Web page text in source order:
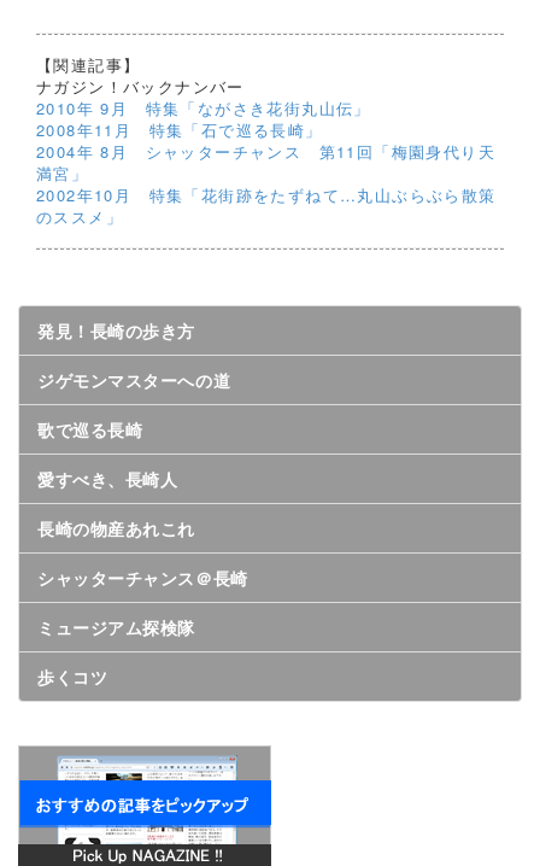
【関連記事】
ナガジン！バックナンバー
2010年 9月 特集「ながさき花街丸山伝」
2008年11月 特集「石で巡る長崎」
2004年 8月 シャッターチャンス 第11回「梅園身代り天
満宮」
2002年10月 特集「花街跡をたずねて…丸山ぶらぶら散策
のススメ」
発見！長崎の歩き方
ジゲモンマスターへの道
歌で巡る長崎
愛すべき、長崎人
長崎の物産あれこれ
シャッターチャンス＠長崎
ミュージアム探検隊
歩くコツ